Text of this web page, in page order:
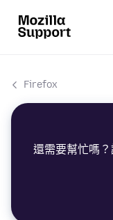
Firefox
還需要幫忙嗎